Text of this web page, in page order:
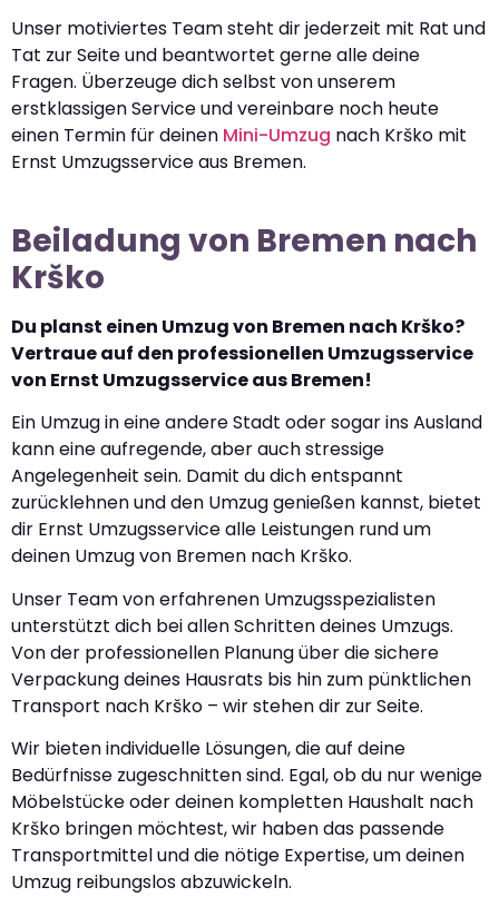
Unser motiviertes Team steht dir jederzeit mit Rat und
Tat zur Seite und beantwortet gerne alle deine
Fragen. Überzeuge dich selbst von unserem
erstklassigen Service und vereinbare noch heute
einen Termin für deinen Mini-Umzug nach Krško mit
Ernst Umzugsservice aus Bremen.
Beiladung von Bremen nach
Krško
Du planst einen Umzug von Bremen nach Krško?
Vertraue auf den professionellen Umzugsservice
von Ernst Umzugsservice aus Bremen!
Ein Umzug in eine andere Stadt oder sogar ins Ausland
kann eine aufregende, aber auch stressige
Angelegenheit sein. Damit du dich entspannt
zurücklehnen und den Umzug genießen kannst, bietet
dir Ernst Umzugsservice alle Leistungen rund um
deinen Umzug von Bremen nach Krško.
Unser Team von erfahrenen Umzugsspezialisten
unterstützt dich bei allen Schritten deines Umzugs.
Von der professionellen Planung über die sichere
Verpackung deines Hausrats bis hin zum pünktlichen
Transport nach Krško – wir stehen dir zur Seite.
Wir bieten individuelle Lösungen, die auf deine
Bedürfnisse zugeschnitten sind. Egal, ob du nur wenige
Möbelstücke oder deinen kompletten Haushalt nach
Krško bringen möchtest, wir haben das passende
Transportmittel und die nötige Expertise, um deinen
Umzug reibungslos abzuwickeln.